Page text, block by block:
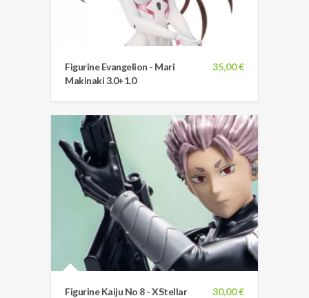
35,00 €
Figurine Evangelion - Mari
Makinaki 3.0+1.0
30,00 €
Figurine Kaiju No 8 - XStellar